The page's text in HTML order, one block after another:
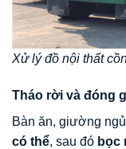
Xử lý đồ nội thất
Tháo rời và đóng
Bàn ăn, giường
có thể, sau đó bọc